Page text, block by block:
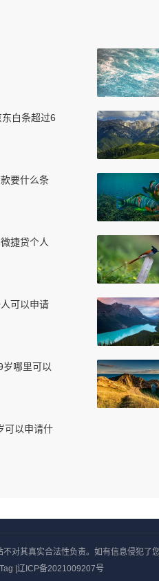
白条超过6
要什么条
捷贷个人
可以申请
哪里可以
可以申请什
对其真实合法性负责。如有信息侵犯
Tag 辽ICP备2021009207号